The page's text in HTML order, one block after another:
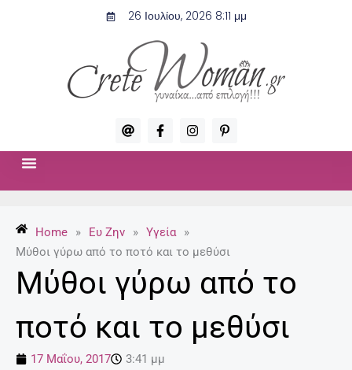
26 Ιουλίου, 2026 8:11 μμ
A
t
F
a
c
f
I
n
s
P
i
n
p
Home » Ευ Ζην » Υγεία
»
Μύθοι γύρω από το ποτό και το μεθύσι
Μύθοι γύρω από το
ποτό και το μεθύσι
17 Μαΐου, 2017
3:41 μμ